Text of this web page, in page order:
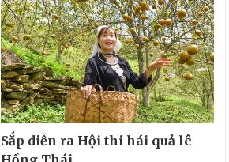
Sắp diễn ra Hội thi hái quả lê